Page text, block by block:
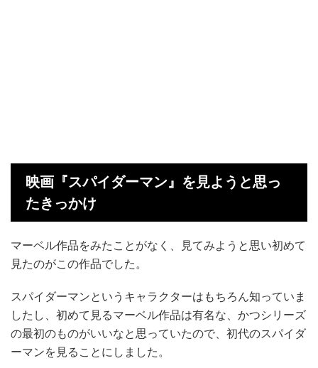
映画『スパイダーマン』を見ようと思っ
たきっかけ
マーベル作品をみたことがなく、見てみようと思い初めて
見たのがこの作品でした。
スパイダーマンというキャラクターはもちろん知っていま
したし、初めて見るマーベル作品は有名な、かつシリーズ
の最初のものがいいなと思っていたので、初代のスパイダ
ーマンを見ることにしました。